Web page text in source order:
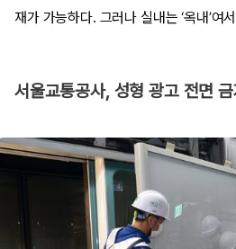
재가 가능하다. 그러나 실내는 ‘옥내’여
서울교통공사, 성형 광고 전면